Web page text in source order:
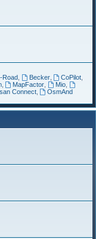
Road, Becker, CoPilot
, MapFactor Mio
Connect,
OsmAnd